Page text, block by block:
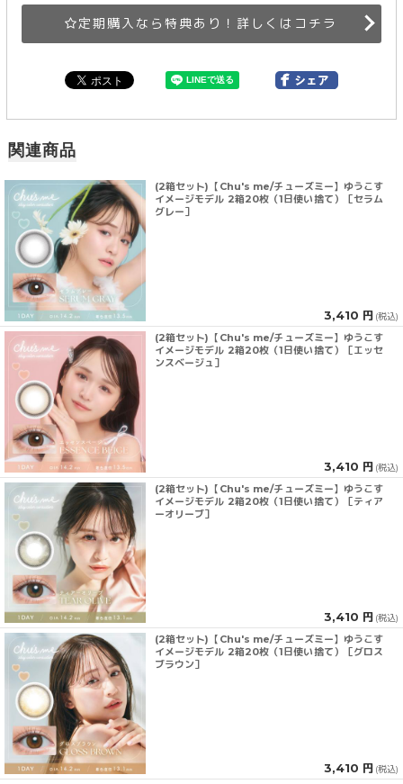
定期購入なら特典あり！詳しくはコチラ
関連商品
(2箱セット)【Chu's me/チューズミー】ゆうこす
イメージモデル 2箱20枚（1日使い捨て）［セラム
グレー］
3,410 円 (税込)
(2箱セット)【Chu's me/チューズミー】ゆうこす
イメージモデル 2箱20枚（1日使い捨て）［エッセ
ンスベージュ］
3,410 円 (税込)
(2箱セット)【Chu's me/チューズミー】ゆうこす
イメージモデル 2箱20枚（1日使い捨て）［ティア
ーオリーブ］
3,410 円 (税込)
(2箱セット)【Chu's me/チューズミー】ゆうこす
イメージモデル 2箱20枚（1日使い捨て）［グロス
ブラウン］
3,410 円 (税込)